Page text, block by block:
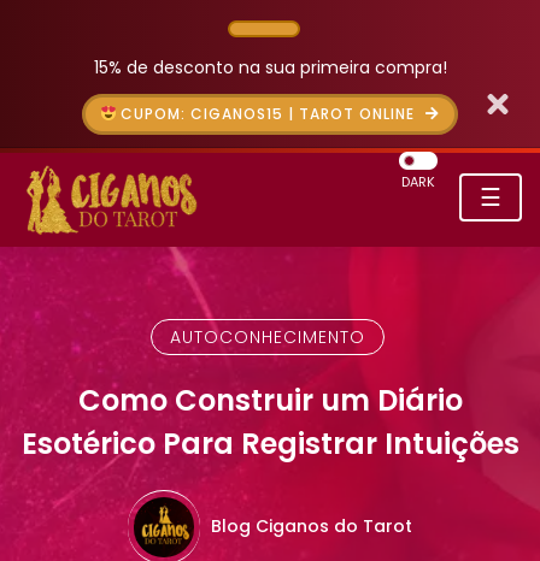
15% de desconto na sua primeira compra!
CUPOM: CIGANOS15 | TAROT ONLINE
☰
DARK
AUTOCONHECIMENTO
Como Construir um Diário
Esotérico Para Registrar Intuições
Blog Ciganos do Tarot